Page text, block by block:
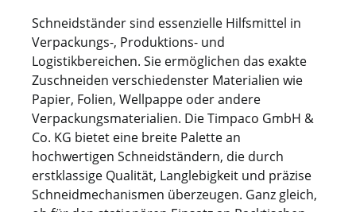
Schneidständer sind essenzielle Hilfsmittel in
Verpackungs-, Produktions- und
Logistikbereichen. Sie ermöglichen das exakte
Zuschneiden verschiedenster Materialien wie
Papier, Folien, Wellpappe oder andere
Verpackungsmaterialien. Die Timpaco GmbH &
Co. KG bietet eine breite Palette an
hochwertigen Schneidständern, die durch
erstklassige Qualität, Langlebigkeit und präzise
Schneidmechanismen überzeugen. Ganz gleich,